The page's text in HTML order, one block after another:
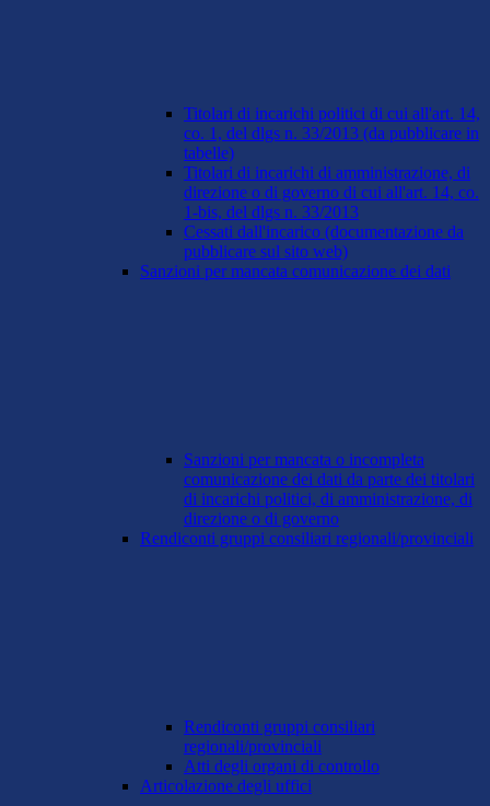
Titolari di incarichi politici di cui all'art. 14,
co. 1, del dlgs n. 33/2013 (da pubblicare in
tabelle)
Titolari di incarichi di amministrazione, di
direzione o di governo di cui all'art. 14, co.
1-bis, del dlgs n. 33/2013
Cessati dall'incarico (documentazione da
pubblicare sul sito web)
Sanzioni per mancata comunicazione dei dati
Sanzioni per mancata o incompleta
comunicazione dei dati da parte dei titolari
di incarichi politici, di amministrazione, di
direzione o di governo
Rendiconti gruppi consiliari regionali/provinciali
Rendiconti gruppi consiliari
regionali/provinciali
Atti degli organi di controllo
Articolazione degli uffici